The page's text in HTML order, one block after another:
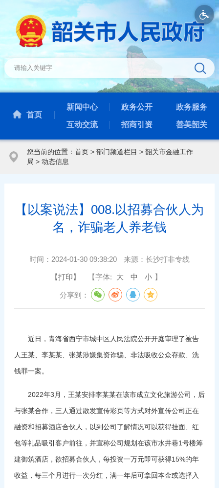
首页
新闻中心 政务公开 政务服务
互动交流 招商引资 善美韶关
您当前的位置： 首页> 部门频道栏目 > 韶关市金融工作
局 > 动态信息
【以案说法】008.以招募合伙人为
名，诈骗老人养老钱
时间： 2024-01-30 09:38:20 来源： 长沙打非专线
【打印】 【字体: 大 中 小 】
分享到：
近日，青海省西宁市城中区人民法院公开开庭审理了被告
人王某、李某某、张某涉嫌集资诈骗、非法吸收公众存款、洗
钱罪一案。
2022年3月，王某安排李某某在该市成立文化旅游公司，后
与张某合作，三人通过散发宣传彩页等方式对外宣传公司正在
融资和招募酒店合伙人，以到公司了解情况可以获得挂面、红
包等礼品吸引客户前往，并宣称公司规划在该市水井巷1号楼筹
建御筑酒店，欲招募合伙人，每投资一万元即可获得15%的年
收益，每三个月进行一次分红，满一年后可拿回本金或选择入